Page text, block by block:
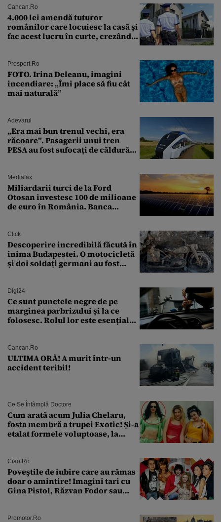
Cancan.ro
4.000 lei amendă tuturor
românilor care locuiesc la casă și
fac acest lucru în curte, crezând
Prosport.ro
FOTO. Irina Deleanu, imagini
incendiare: „Îmi place să fiu cât
mai naturală”
Adevarul
„Era mai bun trenul vechi, era
răcoare”. Pasagerii unui tren
PESA au fost sufocați de căldură
Mediafax
Miliardarii turci de la Ford
Otosan investesc 100 de milioane
de euro în România. Banca
Click
Descoperire incredibilă făcută în
inima Budapestei. O motocicletă
și doi soldați germani au fost
Digi24
Ce sunt punctele negre de pe
marginea parbrizului și la ce
folosesc. Rolul lor este esențial
Cancan.ro
ULTIMA ORĂ! A murit într-un
accident teribil!
Ce Se Întâmplă Doctore
Cum arată acum Julia Chelaru,
fosta membră a trupei Exotic! Și-a
etalat formele voluptoase, la
Ciao.ro
Poveştile de iubire care au rămas
doar o amintire! Imagini tari cu
Gina Pistol, Răzvan Fodor sau
Promotor.ro